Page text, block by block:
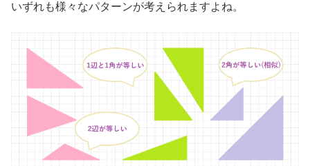
いずれも様々なパターンが考えられますよね。